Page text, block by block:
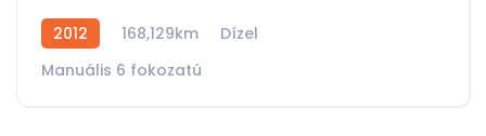
2012 168,129km
Dízel
Manuális 6 fokozatú